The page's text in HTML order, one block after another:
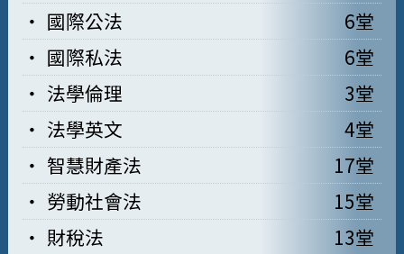
國際公法
6堂
國際私法
6堂
法學倫理
3堂
法學英文
4堂
智慧財產法
17堂
勞動社會法
15堂
財稅法
13堂